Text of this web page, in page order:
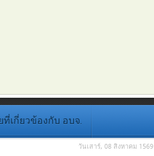
เกี่ยวข้องกับ อบจ.
วันเสาร์, 08 สิงหาคม 1569